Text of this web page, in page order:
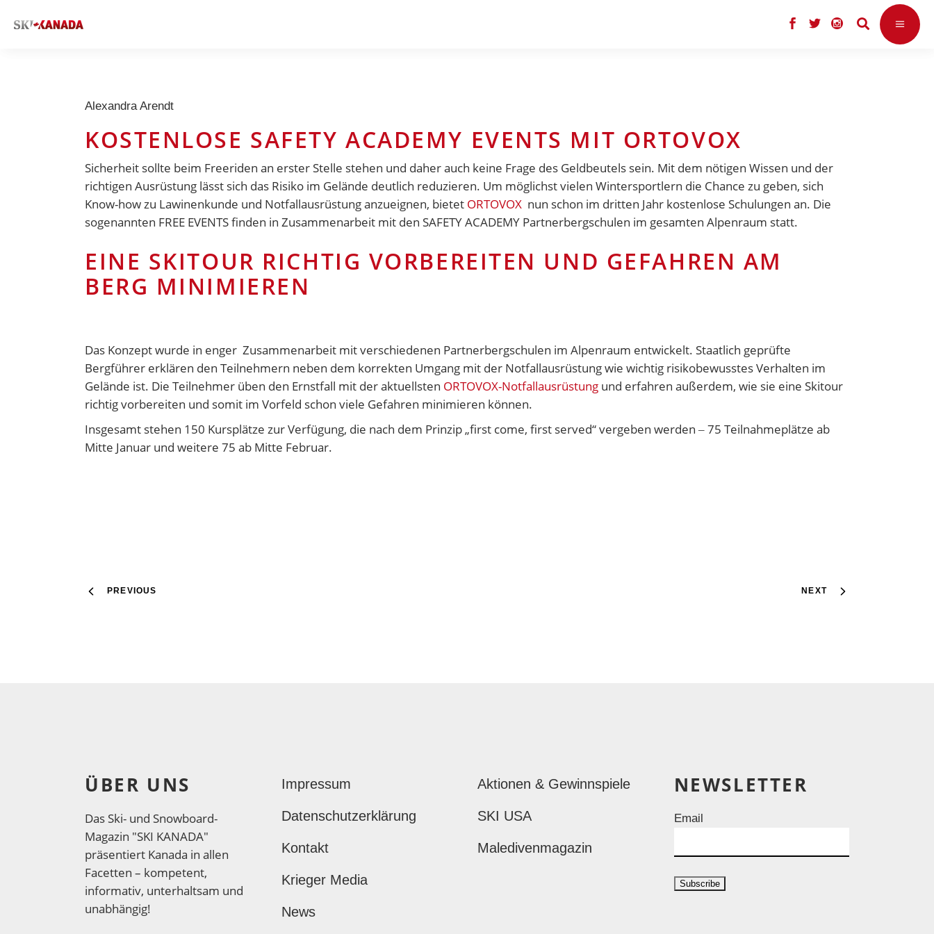
Alexandra Arendt
KOSTENLOSE SAFETY ACADEMY EVENTS MIT ORTOVOX
Sicherheit sollte beim Freeriden an erster Stelle stehen und daher auch keine Frage des Geldbeutels sein. Mit dem nötigen Wissen und der
richtigen Ausrüstung lässt sich das Risiko im Gelände deutlich reduzieren. Um möglichst vielen Wintersportlern die Chance zu geben, sich
Know-how zu Lawinenkunde und Notfallausrüstung anzueignen, bietet ORTOVOX nun schon im dritten Jahr kostenlose Schulungen an. Die
sogenannten FREE EVENTS finden in Zusammenarbeit mit den SAFETY ACADEMY Partnerbergschulen im gesamten Alpenraum statt.
EINE SKITOUR RICHTIG VORBEREITEN UND GEFAHREN AM
BERG MINIMIEREN
Das Konzept wurde in enger Zusammenarbeit mit verschiedenen Partnerbergschulen im Alpenraum entwickelt. Staatlich geprüfte
Bergführer erklären den Teilnehmern neben dem korrekten Umgang mit der Notfallausrüstung wie wichtig risikobewusstes Verhalten im
Gelände ist. Die Teilnehmer üben den Ernstfall mit der aktuellsten ORTOVOX-Notfallausrüstung und erfahren außerdem, wie sie eine Skitour
richtig vorbereiten und somit im Vorfeld schon viele Gefahren minimieren können.
Insgesamt stehen 150 Kursplätze zur Verfügung, die nach dem Prinzip „first come, first served“ vergeben werden ‒ 75 Teilnahmeplätze ab
Mitte Januar und weitere 75 ab Mitte Februar.
PREVIOUS NEXT
ÜBER UNS
Das Ski- und Snowboard-
Magazin "SKI KANADA"
präsentiert Kanada in allen
Facetten – kompetent,
informativ, unterhaltsam und
unabhängig!
Impressum
Datenschutzerklärung
Kontakt
Krieger Media
News
Aktionen & Gewinnspiele
SKI USA
Maledivenmagazin
NEWSLETTER
Email